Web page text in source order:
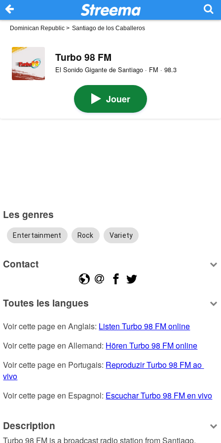
Dominican Republic > Santiago de los Caballeros
Turbo 98 FM
El Sonido Gigante de Santiago · FM · 98.3
Jouer
Les genres
Entertainment Rock Variety
Contact
Toutes les langues
Voir cette page en Anglais: Listen Turbo 98 FM online
Voir cette page en Allemand: Hören Turbo 98 FM online
Voir cette page en Portugais: Reproduzir Turbo 98 FM ao
vivo
Voir cette page en Espagnol: Escuchar Turbo 98 FM en vivo
Description
Turbo 98 FM is a broadcast radio station from Santiago,